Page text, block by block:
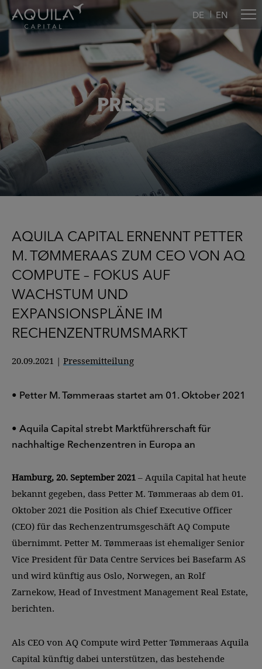
DE EN
PRESSE
AQUILA CAPITAL ERNENNT PETTER
M. TØMMERAAS ZUM CEO VON AQ
COMPUTE – FOKUS AUF
WACHSTUM UND
EXPANSIONSPLÄNE IM
RECHENZENTRUMSMARKT
20.09.2021 | Pressemitteilung
• Petter M. Tømmeraas startet am 01. Oktober 2021
• Aquila Capital strebt Marktführerschaft für
nachhaltige Rechenzentren in Europa an
Hamburg, 20. September 2021 – Aquila Capital hat heute
bekannt gegeben, dass Petter M. Tømmeraas ab dem 01.
Oktober 2021 die Position als Chief Executive Officer
(CEO) für das Rechenzentrumsgeschäft AQ Compute
übernimmt. Petter M. Tømmeraas ist ehemaliger Senior
Vice President für Data Centre Services bei Basefarm AS
und wird künftig aus Oslo, Norwegen, an Rolf
Zarnekow, Head of Investment Management Real Estate,
berichten.
Als CEO von AQ Compute wird Petter Tømmeraas Aquila
Capital künftig dabei unterstützen, das bestehende